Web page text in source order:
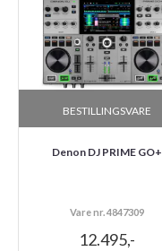
BESTILLINGSVARE
Denon DJ PRIME GO+
Vare nr. 4847309
12.495,-